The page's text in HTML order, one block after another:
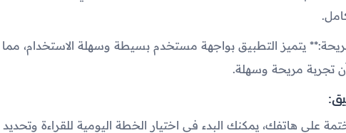
يتميز التطبيق بواجهة مستخدم بسيطة وسهلة الاستخدام، مما
تجربة مريحة وسهلة.
على هاتفك، يمكنك البدء في اختيار الخطة اليومية للقراءة وتحديد